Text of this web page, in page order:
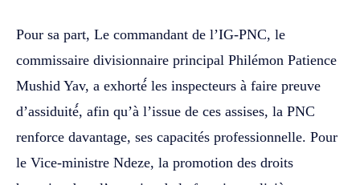
Pour sa part, Le commandant de l’IG-PNC, le
commissaire divisionnaire principal Philémon Patience
Mushid Yav, a exhorté́ les inspecteurs à faire preuve
d’assiduité́, afin qu’à l’issue de ces assises, la PNC
renforce davantage, ses capacités professionnelle. Pour
le Vice-ministre Ndeze, la promotion des droits